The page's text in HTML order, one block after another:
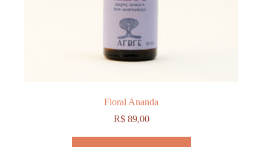
Floral Ananda
R$89,00